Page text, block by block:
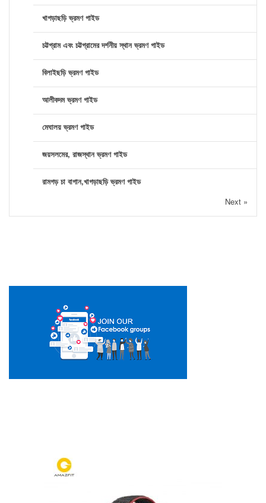
খাগড়াছড়ি ভ্রমণ গাইড
চট্টগ্রাম এবং চট্টগ্রামের দর্শনীয় স্থান ভ্রমণ গাইড
বিলাইছড়ি ভ্রমণ গাইড
আলীকদম ভ্রমণ গাইড
মেঘালয় ভ্রমণ গাইড
জয়সলমের, রাজস্থান ভ্রমণ গাইড
রামগড় চা বাগান,খাগড়াছড়ি ভ্রমণ গাইড
Next »